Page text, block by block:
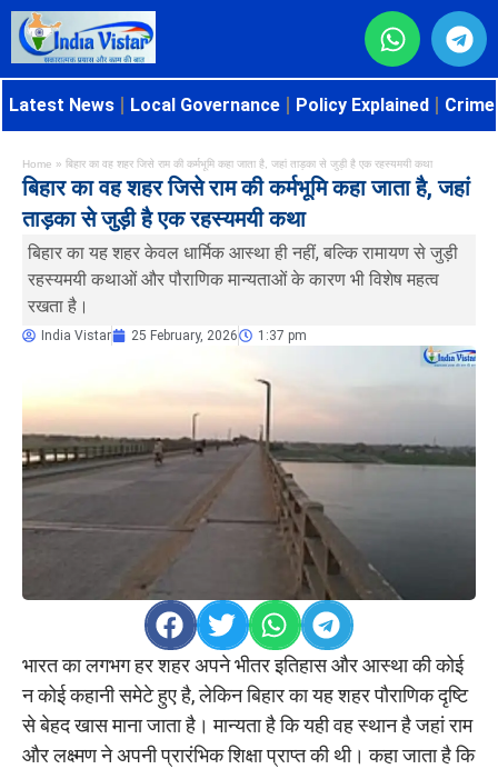
Latest News Local Governance Policy Explained
Home » बिहार का वह शहर जिसे राम की कर्मभूमि कहा जाता है, जहां ताड़का से जुड़ी है एक रहस्यमयी कथा
बिहार का वह शहर जिसे राम की कर्मभूमि कहा जाता है, जहां
ताड़का से जुड़ी है एक रहस्यमयी कथा
बिहार का यह शहर केवल धार्मिक आस्था ही नहीं, बल्कि रामायण से जुड़ी
रहस्यमयी कथाओं और पौराणिक मान्यताओं के कारण भी विशेष महत्व
रखता है।
India Vistar 25 February, 2026 1:37 pm
भारत का लगभग हर शहर अपने भीतर इतिहास और आस्था की कोई
न कोई कहानी समेटे हुए है, लेकिन बिहार का यह शहर पौराणिक दृष्टि
से बेहद खास माना जाता है। मान्यता है कि यही वह स्थान है जहां राम
और लक्ष्मण ने अपनी प्रारंभिक शिक्षा प्राप्त की थी। कहा जाता है कि